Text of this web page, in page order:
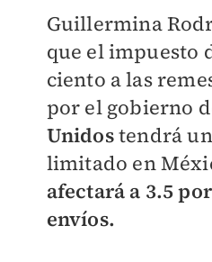
Guillermina
que el impuesto
ciento a las
por el gobierno
Unidostendrá
limitado en
afectará a 3.5
envíos.